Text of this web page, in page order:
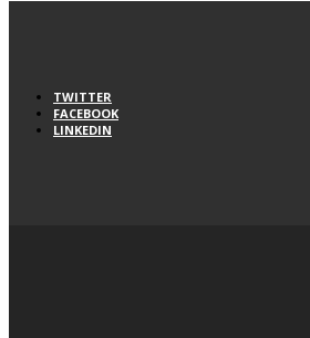
TWITTER
FACEBOOK
LINKEDIN